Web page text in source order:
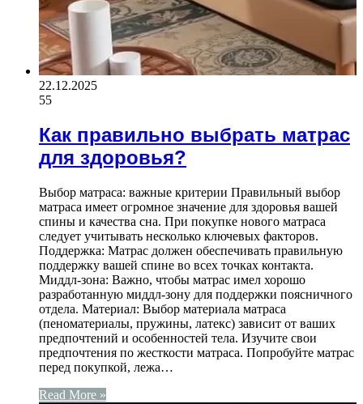
22.12.2025
55
Как правильно выбрать матрас
для здоровья?
Выбор матраса: важные критерии Правильный выбор
матраса имеет огромное значение для здоровья вашей
спины и качества сна. При покупке нового матраса
следует учитывать несколько ключевых факторов.
Поддержка: Матрас должен обеспечивать правильную
поддержку вашей спине во всех точках контакта.
Миддл-зона: Важно, чтобы матрас имел хорошо
разработанную миддл-зону для поддержки поясничного
отдела. Материал: Выбор материала матраса
(пеноматериалы, пружины, латекс) зависит от ваших
предпочтений и особенностей тела. Изучите свои
предпочтения по жесткости матраса. Попробуйте матрас
перед покупкой, лежа…
Read More »